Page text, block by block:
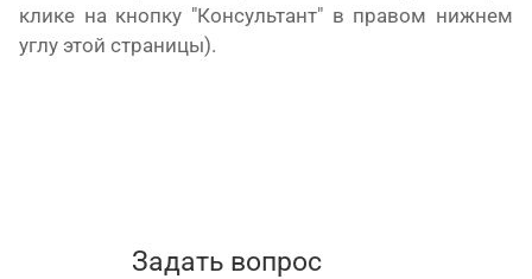
клике на кнопку "Консультант" в правом нижнем
углу этой страницы).
Задать вопрос